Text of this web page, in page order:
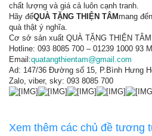
chất lượng và giá cả luôn cạnh tranh.
Hãy đểQUÀ TẶNG THIỆN TÂMmang
quà thật ý nghĩa.
Cơ sở sản xuất QUÀ TẶNG THIỆN TÂM
Hotline: 093 8085 700 – 01239 1000 93
Email:quatangthientam@gmail.com
Ad: 147/36 Đường số 15, P.Bình Hưng
Zalo, viber, sky: 093 8085 700
Xem thêm các chủ đề tương